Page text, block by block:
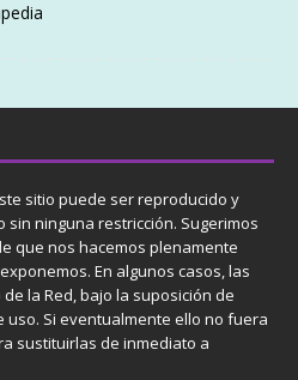
sitio puede ser reproducido y
ninguna restricción. Sugerimos
que nos hacemos plenamente
En algunos casos, las
la Red, bajo la suposición de
Si eventualmente ello no fuera
sustituirlas de inmediato a